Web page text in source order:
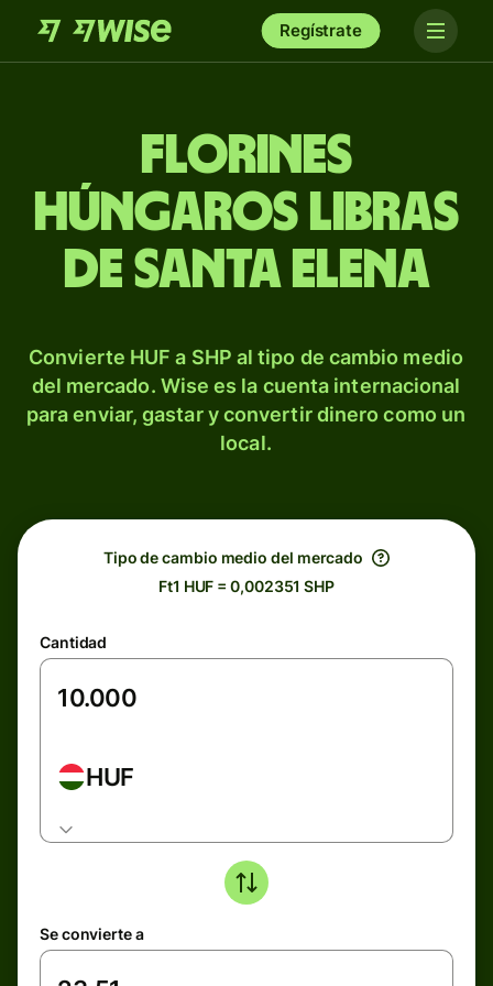
Regístrate
Florines
húngaros libras
de Santa Elena
Convierte HUF a SHP al tipo de cambio medio
del mercado. Wise es la cuenta internacional
para enviar, gastar y convertir dinero como un
local.
Tipo de cambio medio del mercado
Ft1 HUF = 0,002351 SHP
Cantidad
HUF
Se convierte a